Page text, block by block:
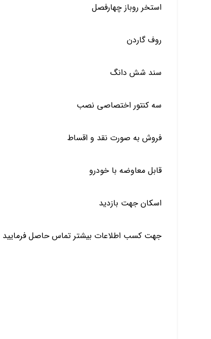
استخر روباز چهارفصل
روف گاردن
سند شش دانگ
️سه کنتور اختصاصی نصب
فروش به صورت نقد و اقساط
قابل معاوضه با خودرو
️اسکان جهت بازدید
جهت کسب اطلاعات بیشتر تماس حاصل فرمایید